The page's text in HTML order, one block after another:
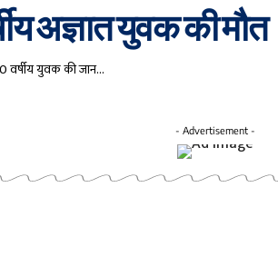
अज्ञात युवक की मौत
वर्षीय युवक की जान…
- Advertisement -